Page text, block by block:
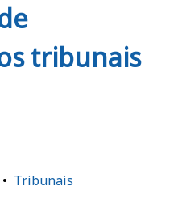
tribunais
Tribunais